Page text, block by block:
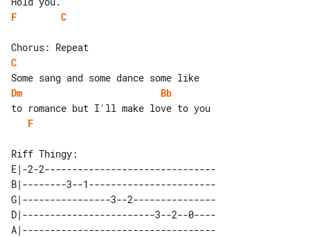
F
C
C
Dm
Bb
F
Riff Thingy:
E|-2-2-------------------------------
B|--------3--1-----------------------
G|----------------3--2---------------
D|------------------------3--2--0----
A|-----------------------------------